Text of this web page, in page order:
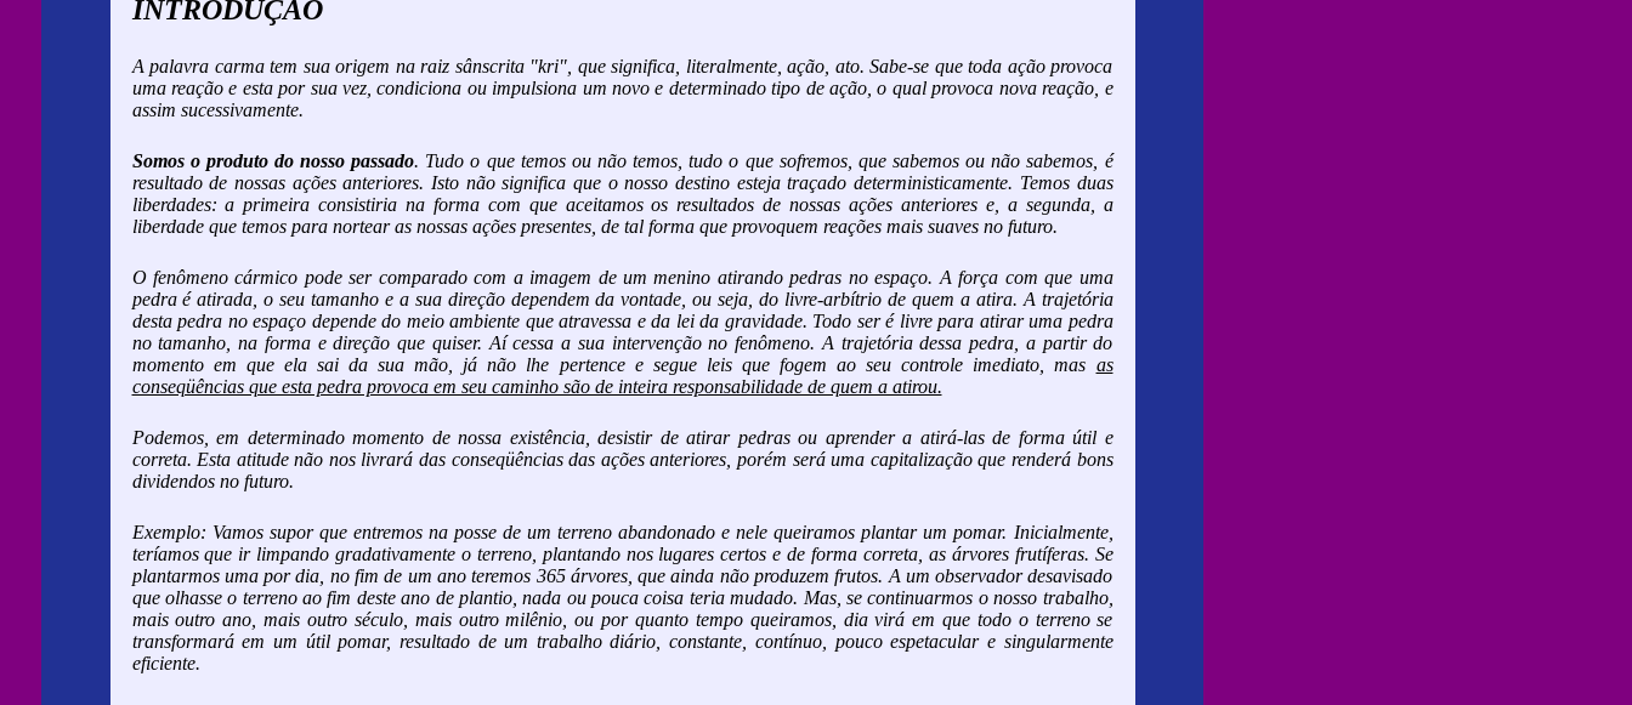
INTRODUÇÃO
A palavra carma tem sua origem na raiz sânscrita "kri", que significa, literalmente, ação, ato. Sabe-se que toda ação provoca
uma reação e esta por sua vez, condiciona ou impulsiona um novo e determinado tipo de ação, o qual provoca nova reação, e
assim sucessivamente.
Somos o produto do nosso passado. Tudo o que temos ou não temos, tudo o que sofremos, que sabemos ou não sabemos, é
resultado de nossas ações anteriores. Isto não significa que o nosso destino esteja traçado deterministicamente. Temos duas
liberdades: a primeira consistiria na forma com que aceitamos os resultados de nossas ações anteriores e, a segunda, a
liberdade que temos para nortear as nossas ações presentes, de tal forma que provoquem reações mais suaves no futuro.
O fenômeno cármico pode ser comparado com a imagem de um menino atirando pedras no espaço. A força com que uma
pedra é atirada, o seu tamanho e a sua direção dependem da vontade, ou seja, do livre-arbítrio de quem a atira. A trajetória
desta pedra no espaço depende do meio ambiente que atravessa e da lei da gravidade. Todo ser é livre para atirar uma pedra
no tamanho, na forma e direção que quiser. Aí cessa a sua intervenção no fenômeno. A trajetória dessa pedra, a partir do
momento em que ela sai da sua mão, já não lhe pertence e segue leis que fogem ao seu controle imediato, mas as
conseqüências que esta pedra provoca em seu caminho são de inteira responsabilidade de quem a atirou.
Podemos, em determinado momento de nossa existência, desistir de atirar pedras ou aprender a atirá-las de forma útil e
correta. Esta atitude não nos livrará das conseqüências das ações anteriores, porém será uma capitalização que renderá bons
dividendos no futuro.
Exemplo: Vamos supor que entremos na posse de um terreno abandonado e nele queiramos plantar um pomar. Inicialmente,
teríamos que ir limpando gradativamente o terreno, plantando nos lugares certos e de forma correta, as árvores frutíferas. Se
plantarmos uma por dia, no fim de um ano teremos 365 árvores, que ainda não produzem frutos. A um observador desavisado
que olhasse o terreno ao fim deste ano de plantio, nada ou pouca coisa teria mudado. Mas, se continuarmos o nosso trabalho,
mais outro ano, mais outro século, mais outro milênio, ou por quanto tempo queiramos, dia virá em que todo o terreno se
transformará em um útil pomar, resultado de um trabalho diário, constante, contínuo, pouco espetacular e singularmente
eficiente.